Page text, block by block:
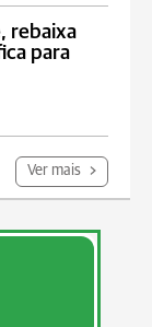
rebaixa
para
Ver mais